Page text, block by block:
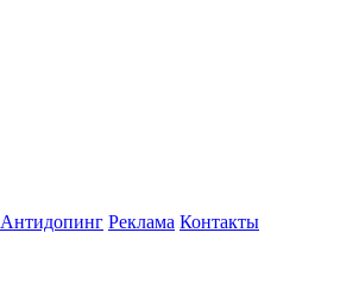
Антидопинг Реклама Контакты